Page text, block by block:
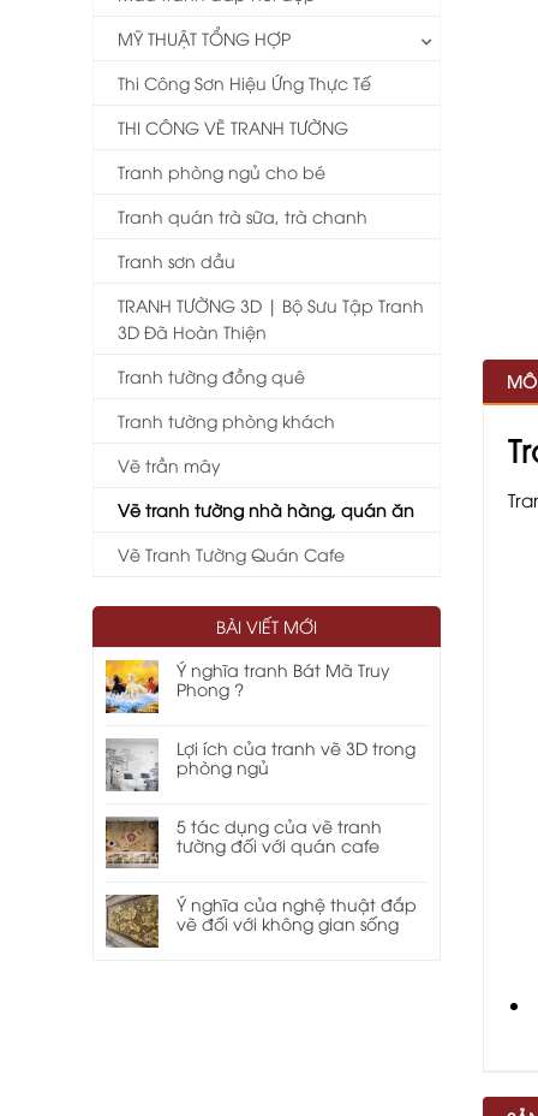
MỸ THUẬT TỔNG HỢP
Thi Công Sơn Hiệu Ứng Thực Tế
THI CÔNG VẼ TRANH TƯỜNG
Tranh phòng ngủ cho bé
Tranh quán trà sữa, trà chanh
Tranh sơn dầu
TRANH TƯỜNG 3D | Bộ Sưu Tập Tranh
3D Đã Hoàn Thiện
Tranh tường đồng quê
Tranh tường phòng khách
Vẽ trần mây
Vẽ tranh tường nhà hàng, quán ăn
Vẽ Tranh Tường Quán Cafe
BÀI VIẾT MỚI
Ý nghĩa tranh Bát Mã Truy
Phong ?
Lợi ích của tranh vẽ 3D trong
phòng ngủ
5 tác dụng của vẽ tranh
tường đối với quán cafe
Ý nghĩa của nghệ thuật đắp
vẽ đối với không gian sống